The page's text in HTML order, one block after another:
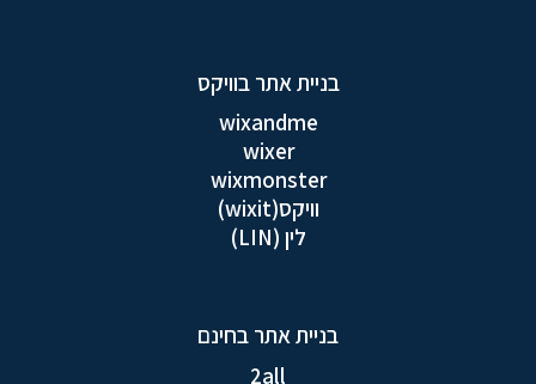
בניית אתר בוויקס
wixandme
wixer
wixmonster
וויקס(wixit)
לין (LIN)
בניית אתר בחינם
2all